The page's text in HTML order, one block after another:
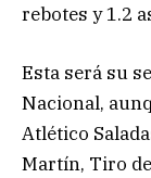
rebotes y 1.2
Esta será su
Nacional,
Atlético
Martín, Tiro